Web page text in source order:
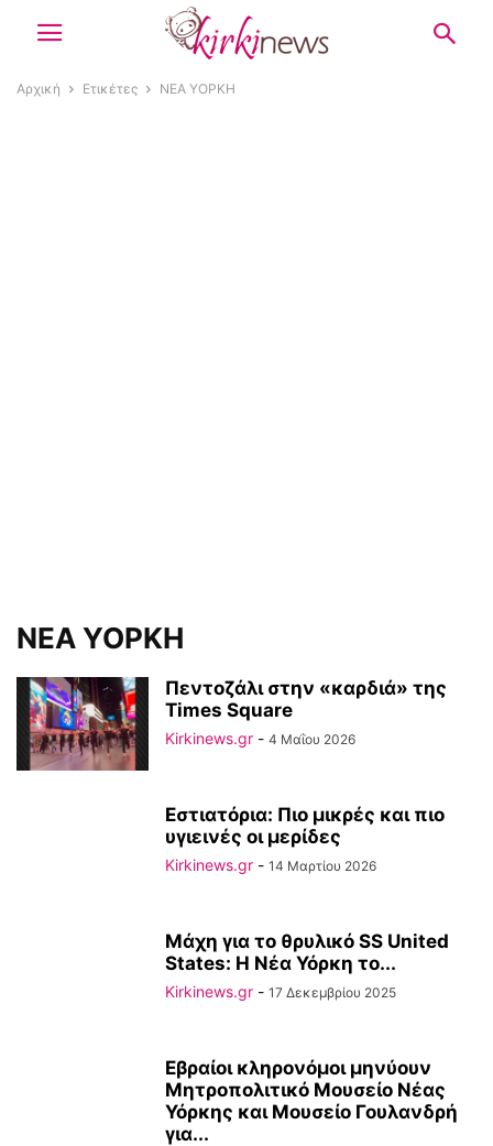
Αρχική Ετικέτες ΝΕΑ ΥΟΡΚΗ
ΝΕΑ ΥΟΡΚΗ
Πεντοζάλι στην «καρδιά» της
Times Square
Kirkinews.gr - 4 Μαΐου 2026
Εστιατόρια: Πιο μικρές και πιο
υγιεινές οι μερίδες
Kirkinews.gr - 14 Μαρτίου 2026
Μάχη για το θρυλικό SS United
States: Η Νέα Υόρκη το...
Kirkinews.gr - 17 Δεκεμβρίου 2025
Εβραίοι κληρονόμοι μηνύουν
Μητροπολιτικό Μουσείο Νέας
Υόρκης και Μουσείο Γουλανδρή
για...